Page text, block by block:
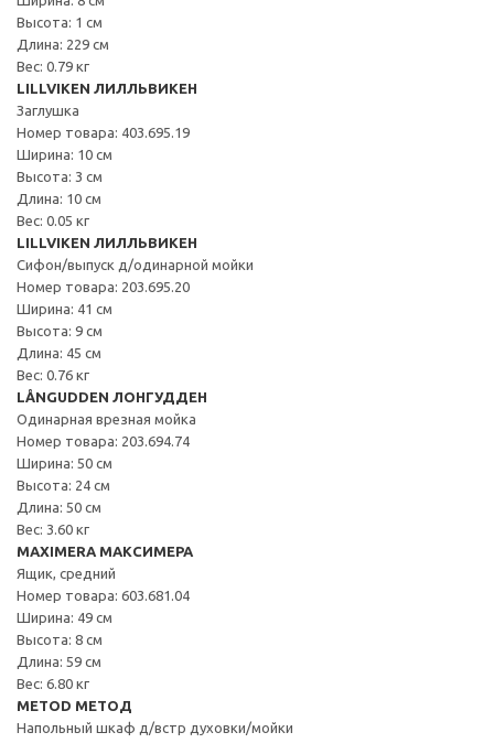
Высота: 1 см
Длина: 229 см
Вес: 0.79 кг
LILLVIKEN ЛИЛЛЬВИКЕН
Заглушка
Номер товара: 403.695.19
Ширина: 10 см
Высота: 3 см
Длина: 10 см
Вес: 0.05 кг
LILLVIKEN ЛИЛЛЬВИКЕН
Сифон/выпуск д/одинарной мойки
Номер товара: 203.695.20
Ширина: 41 см
Высота: 9 см
Длина: 45 см
Вес: 0.76 кг
LÅNGUDDEN ЛОНГУДДЕН
Одинарная врезная мойка
Номер товара: 203.694.74
Ширина: 50 см
Высота: 24 см
Длина: 50 см
Вес: 3.60 кг
MAXIMERA МАКСИМЕРА
Ящик, средний
Номер товара: 603.681.04
Ширина: 49 см
Высота: 8 см
Длина: 59 см
Вес: 6.80 кг
METOD МЕТОД
Напольный шкаф д/встр духовки/мойки